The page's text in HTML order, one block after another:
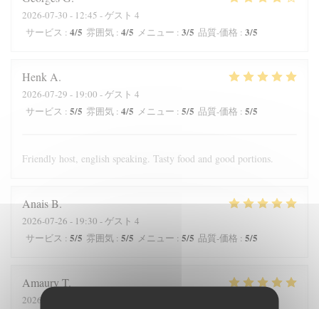
2026-07-30 - 12:45 - ゲスト 4
サービス : 4/5 雰囲気 : 4/5 メニュー : 3/5 品質-価格 : 3/5
Henk A
2026-07-29 - 19:00 - ゲスト 4
サービス : 5/5 雰囲気 : 4/5 メニュー : 5/5 品質-価格 : 5/5
Friendly host, english speaking. Tasty food and good portions.
AnaisB
2026-07-26 - 19:30 - ゲスト 4
サービス : 5/5 雰囲気 : 5/5 メニュー : 5/5 品質-価格 : 5/5
Amaury T
2026-07-26